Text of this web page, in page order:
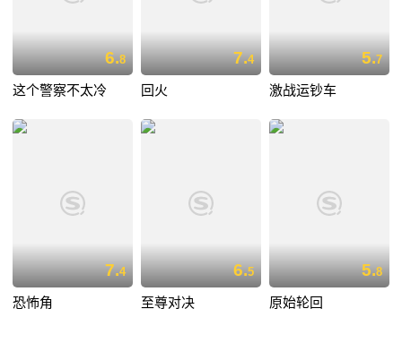
6.8
这个警察不太冷
7.4
回火
5.7
激战运钞车
7.4
恐怖角
6.5
至尊对决
5.8
原始轮回